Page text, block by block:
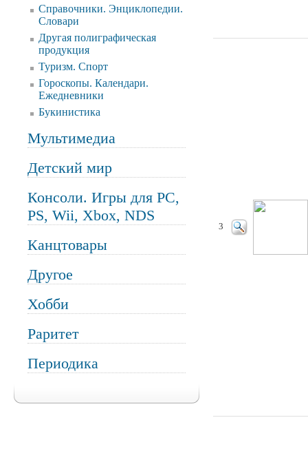
Справочники. Энциклопедии.
Словари
Другая полиграфическая
продукция
Туризм. Спорт
Гороскопы. Календари.
Ежедневники
Букинистика
Мультимедиа
Детский мир
Консоли. Игры для PC,
PS, Wii, Xbox, NDS
Канцтовары
Другое
Хобби
Раритет
Периодика
3